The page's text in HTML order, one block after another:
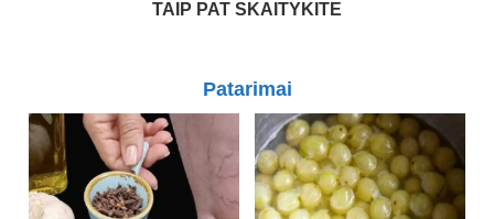
TAIP PAT SKAITYKITE
Patarimai